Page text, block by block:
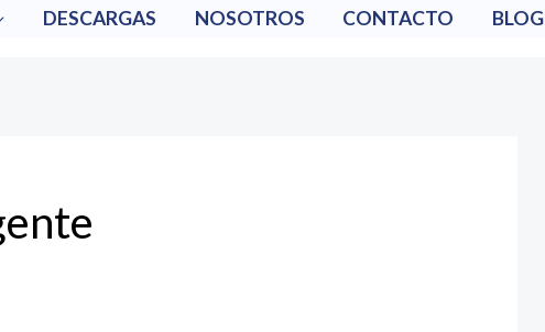
DESCARGAS NOSOTROS CONTACTO BLOG